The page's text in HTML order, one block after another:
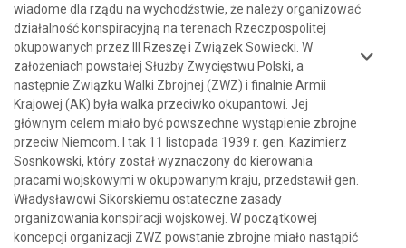
wiadome dla rządu na wychodźstwie, że należy organizować
działalność konspiracyjną na terenach Rzeczpospolitej
okupowanych przez III Rzeszę i Związek Sowiecki. W
założeniach powstałej Służby Zwycięstwu Polski, a
następnie Związku Walki Zbrojnej (ZWZ) i finalnie Armii
Krajowej (AK) była walka przeciwko okupantowi. Jej
głównym celem miało być powszechne wystąpienie zbrojne
przeciw Niemcom. I tak 11 listopada 1939 r. gen. Kazimierz
Sosnkowski, który został wyznaczony do kierowania
pracami wojskowymi w okupowanym kraju, przedstawił gen.
Władysławowi Sikorskiemu ostateczne zasady
organizowania konspiracji wojskowej. W początkowej
koncepcji organizacji ZWZ powstanie zbrojne miało nastąpić